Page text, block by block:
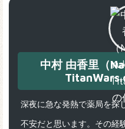
中村 由香里（
深夜に急な発熱で薬局を探
不安だと思います。その経